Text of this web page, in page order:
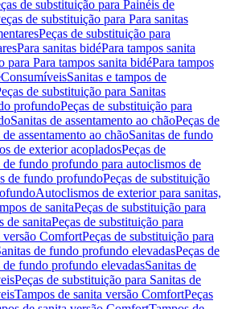
de substituição para Painéis de
de substituição para Para sanitas
Peças de substituição para
Para sanitas bidéPara tampos sanita
para Para tampos sanita bidéPara tampos
ConsumíveisSanitas e tampos de
de substituição para Sanitas
profundoPeças de substituição para
Sanitas de assentamento ao chãoPeças de
assentamento ao chãoSanitas de fundo
de exterior acopladosPeças de
de fundo profundo para autoclismos de
de fundo profundoPeças de substituição
Autoclismos de exterior para sanitas,
de sanitaPeças de substituição para
de sanitaPeças de substituição para
versão ComfortPeças de substituição para
de fundo profundo elevadasPeças de
fundo profundo elevadasSanitas de
Peças de substituição para Sanitas de
Tampos de sanita versão ComfortPeças